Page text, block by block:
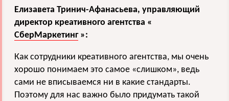
Елизавета Тринич-Афанасьева, управляющий
директор креативного агентства «
СберМаркетинг »:
Как сотрудники креативного агентства, мы очень
хорошо понимаем это самое «слишком», ведь
сами не вписываемся ни в какие стандарты.
Поэтому для нас важно было придумать такой